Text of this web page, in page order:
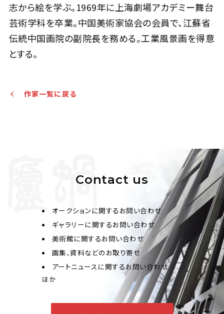
志から絵を学ぶ。1969年に上海劇場アカデミー舞台
芸術学科を卒業。中国美術家協会の会員で、江蘇省
伝統中国画院の副院長を務める。工業風景画を得意
とする。
作家一覧に戻る
Contact us
オークションに関するお問い合わせ
ギャラリーに関するお問い合わせ
美術館に関するお問い合わせ
画集、資料などのお取り寄せ
アートニュースに関するお問い合わせ
ほか